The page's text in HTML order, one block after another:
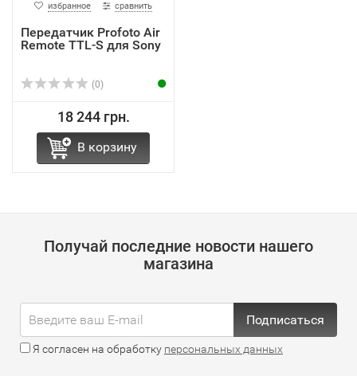
избранное сравнить
Передатчик Profoto Air
Remote TTL-S для Sony
(0)
18 244 грн.
В корзину
Получай последние новости нашего
магазина
Подписаться
Я согласен на обработку персональных данных